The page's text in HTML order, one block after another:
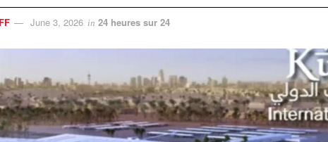
June 3, 2026 in 24 heures sur 24